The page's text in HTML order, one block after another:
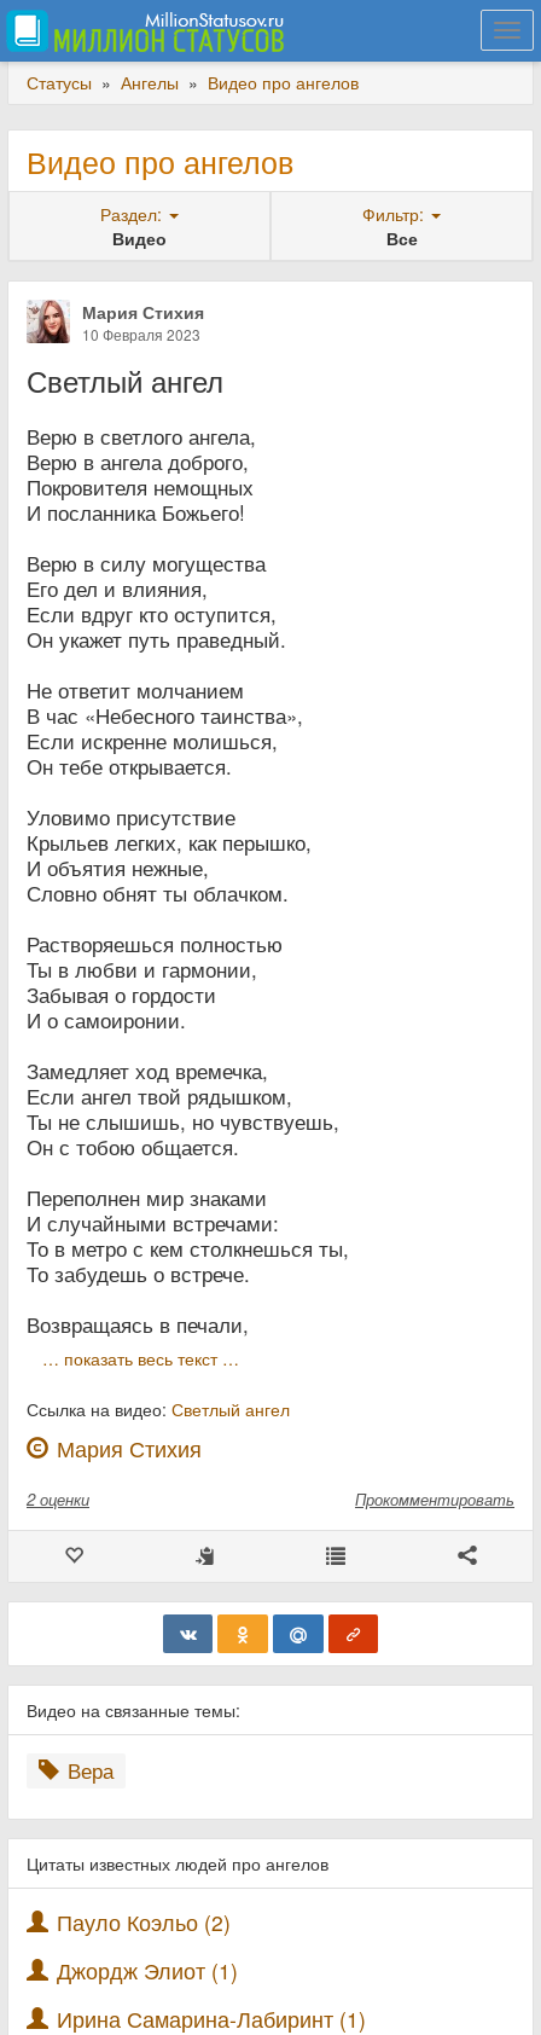
Статусы » Ангелы » Видео про ангелов
Видео про ангелов
Раздел:
Видео
Фильтр:
Все
Мария Стихия
10 Февраля 2023
Светлый ангел
Верю в светлого ангела,
Верю в ангела доброго,
Покровителя немощных
И посланника Божьего!
Верю в силу могущества
Его дел и влияния,
Если вдруг кто оступится,
Он укажет путь праведный.
Не ответит молчанием
В час «Небесного таинства»,
Если искренне молишься,
Он тебе открывается.
Уловимо присутствие
Крыльев легких, как перышко,
И объятия нежные,
Словно обнят ты облачком.
Растворяешься полностью
Ты в любви и гармонии,
Забывая о гордости
И о самоиронии.
Замедляет ход времечка,
Если ангел твой рядышком,
Ты не слышишь, но чувствуешь,
Он с тобою общается.
Переполнен мир знаками
И случайными встречами:
То в метро с кем столкнешься ты,
То забудешь о встрече.
Возвращаясь в печали,
… показать весь текст …
Ссылка на видео: Светлый ангел
Мария Стихия
2 оценки Прокомментировать
Видео на связанные темы:
Вера
Цитаты известных людей про ангелов
Пауло Коэльо (2)
Джордж Элиот (1)
Ирина Самарина-Лабиринт (1)